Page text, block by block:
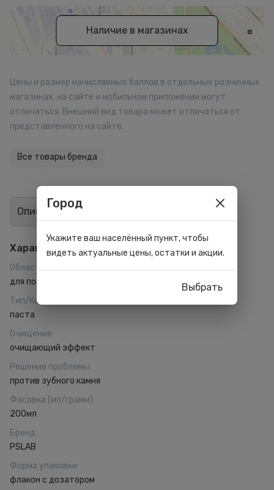
Наличие в магазинах
Цены и размер начисляемых баллов в отдельных розничных
магазинах, на сайте и мобильном приложении могут
отличаться. Внешний вид товара может отличаться от
представленного на сайте.
Все товары бренда
Описание Отзывы
Характеристики
Область применения:
для полости рта
Тип/Консистенция
паста
Очищение:
очищающий эффект
Решение проблемы:
против зубного камня
Фасовка (мл/грамм):
200мл
Бренд:
PSLAB
Форма упаковки:
флакон с дозатором
Город
Укажите ваш населённый пункт, чтобы
видеть актуальные цены, остатки и акции.
Выбрать